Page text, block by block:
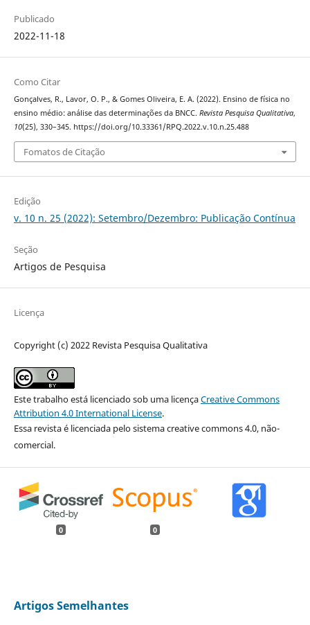
Publicado
2022-11-18
Como Citar
Gonçalves, R., Lavor, O. P., & Gomes Oliveira, E. A. (2022). Ensino de física no
ensino médio: análise das determinações da BNCC. Revista Pesquisa Qualitativa,
10(25), 330–345. https://doi.org/10.33361/RPQ.2022.v.10.n.25.488
Fomatos de Citação
Edição
v. 10 n. 25 (2022): Setembro/Dezembro: Publicação Contínua
Seção
Artigos de Pesquisa
Licença
Copyright (c) 2022 Revista Pesquisa Qualitativa
Este trabalho está licenciado sob uma licençaCreative Commons
Attribution 4.0 International License.
Essa revista é licenciada pelo sistema creative commons 4.0, não-
comercial.
0 0
Artigos Semelhantes